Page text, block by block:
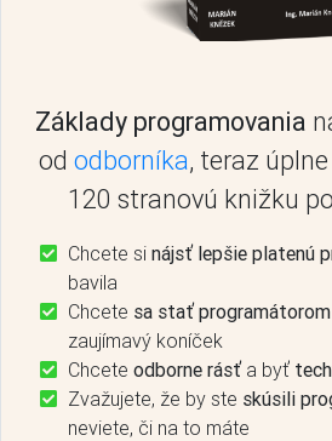
Základy programovania
od odborníka, teraz úplne
120 stranovú knižku
Chcete si nájsť lepšie platenú
bavila
Chcete sa stať programátorom
zaujímavý koníček
Chcete odborne rásťa byť
Zvažujete, že by ste skúsili
neviete, či na to máte